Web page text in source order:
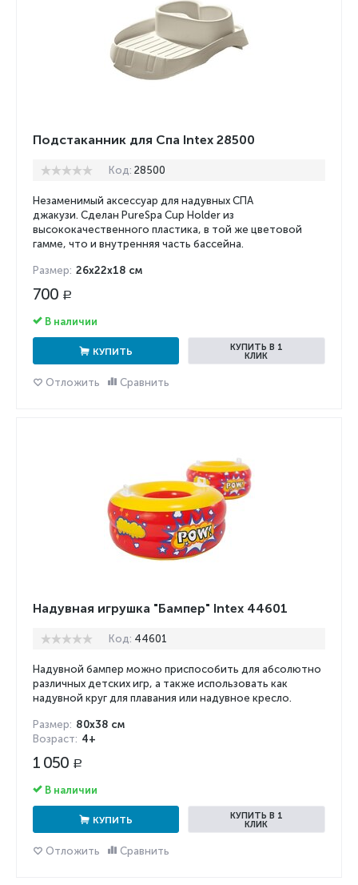
Подстаканник для Спа Intex 28500
Код: 28500
Незаменимый аксессуар для надувных СПА
джакузи. Сделан PureSpa Cup Holder из
высококачественного пластика, в той же цветовой
гамме, что и внутренняя часть бассейна.
Размер: 26x22x18 см
700 Р
В наличии
КУПИТЬ
КУПИТЬ В 1
КЛИК
Отложить Сравнить
Надувная игрушка "Бампер" Intex 44601
Код: 44601
Надувной бампер можно приспособить для абсолютно
различных детских игр, а также использовать как
надувной круг для плавания или надувное кресло.
Размер: 80х38 см
Возраст: 4+
1 050 Р
В наличии
КУПИТЬ
КУПИТЬ В 1
КЛИК
Отложить Сравнить